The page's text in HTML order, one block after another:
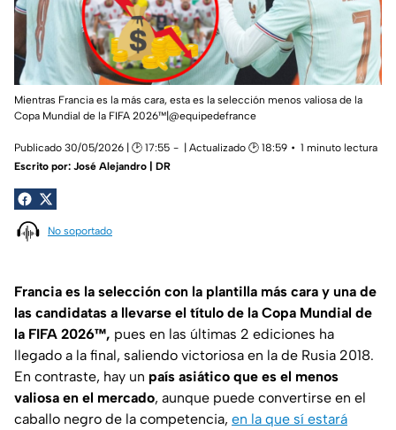
Mientras Francia es la más cara, esta es la selección menos valiosa de la
Copa Mundial de la FIFA 2026™|@equipedefrance
Publicado 30/05/2026 | 🕑 17:55 | Actualizado 🕑 18:59
1 minuto lectura
Escrito por: José Alejandro | DR
No soportado
Francia es la selección con la plantilla más cara y una de
las candidatas a llevarse el título de la Copa Mundial de
la FIFA 2026™, pues en las últimas 2 ediciones ha
llegado a la final, saliendo victoriosa en la de Rusia 2018.
En contraste, hay un país asiático que es el menos
valiosa en el mercado, aunque puede convertirse en el
caballo negro de la competencia, en la que sí estará